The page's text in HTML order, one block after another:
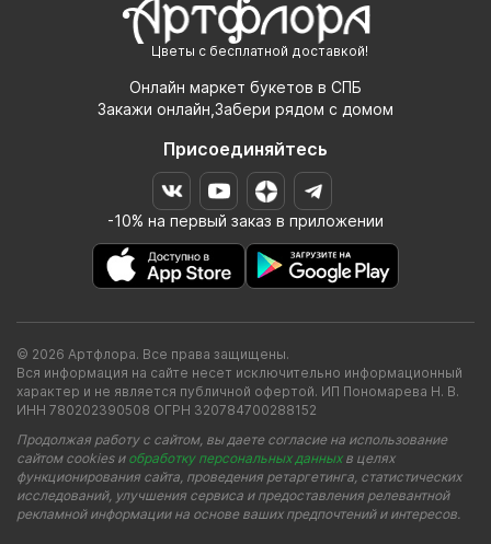
Цветы с бесплатной доставкой!
Онлайн маркет букетов в СПБ
Закажи онлайн,Забери рядом с домом
Присоединяйтесь
-10% на первый заказ в приложении
© 2026 Артфлора. Все права защищены.
Вся информация на сайте несет исключительно информационный
характер и не является публичной офертой. ИП Пономарева Н. В.
ИНН 780202390508 ОГРН 320784700288152
Продолжая работу с сайтом, вы даете согласие на использование
сайтом cookies и обработку персональных данныхв целях
функционирования сайта, проведения ретаргетинга, статистических
исследований, улучшения сервиса и предоставления релевантной
рекламной информации на основе ваших предпочтений и интересов.